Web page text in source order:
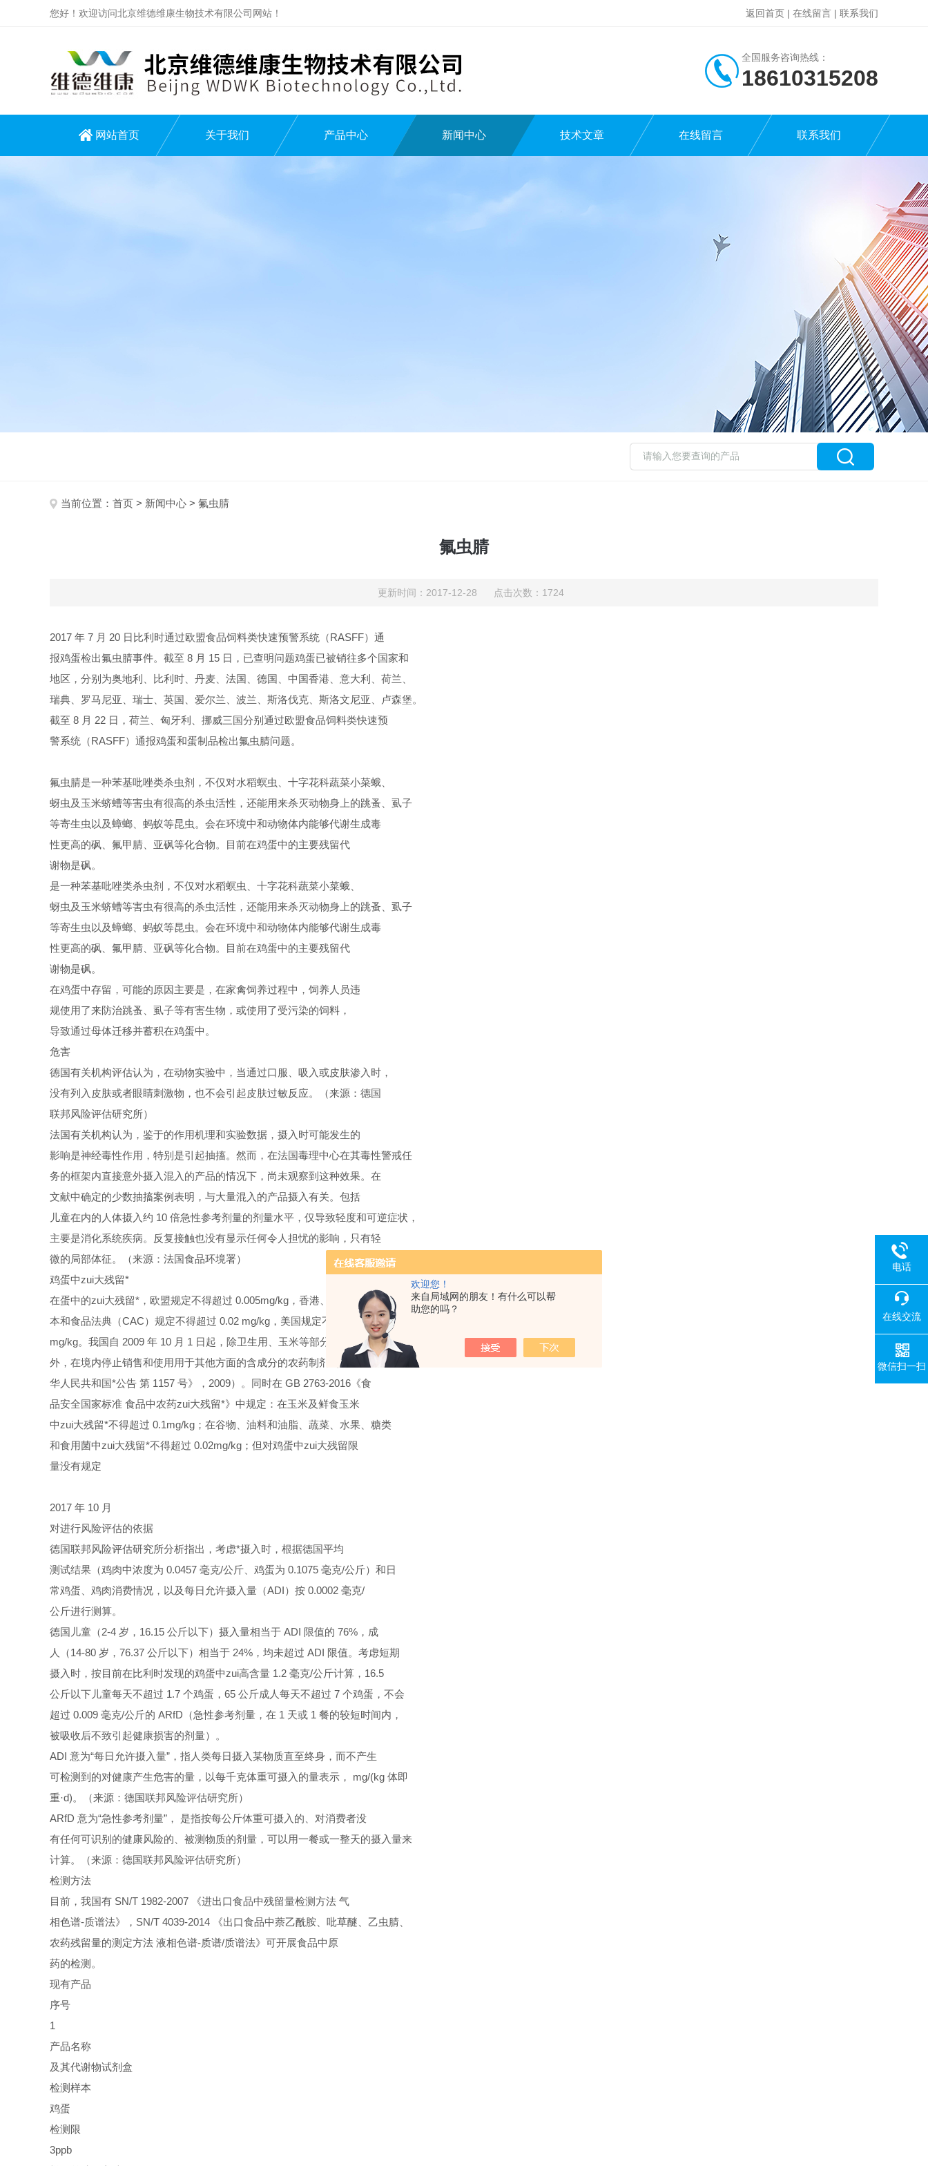
欢迎您！
来自局域网的朋友！有什么可以帮
助您的吗？
您好！欢迎访问北京维德维康生物技术有限公司网站！ 返回首页 | 在线留言 | 联系我们
全国服务咨询热线：
18610315208
网站首页 关于我们 产品中心 新闻中心 技术文章 在线留言 联系我们
当前位置： 首页 > 新闻中心 > 氟虫腈
氟虫腈
更新时间：2017-12-28 点击次数：1724
2017 年 7 月 20 日比利时通过欧盟食品饲料类快速预警系统（RASFF）通
报鸡蛋检出氟虫腈事件。截至 8 月 15 日，已查明问题鸡蛋已被销往多个国家和
地区，分别为奥地利、比利时、丹麦、法国、德国、中国香港、意大利、荷兰、
瑞典、罗马尼亚、瑞士、英国、爱尔兰、波兰、斯洛伐克、斯洛文尼亚、卢森堡。
截至 8 月 22 日，荷兰、匈牙利、挪威三国分别通过欧盟食品饲料类快速预
警系统（RASFF）通报鸡蛋和蛋制品检出氟虫腈问题。
氟虫腈是一种苯基吡唑类杀虫剂，不仅对水稻螟虫、十字花科蔬菜小菜蛾、
蚜虫及玉米蛴螬等害虫有很高的杀虫活性，还能用来杀灭动物身上的跳蚤、虱子
等寄生虫以及蟑螂、蚂蚁等昆虫。 会在环境中和动物体内能够代谢生成毒
性更高的砜、氟甲腈、亚砜等化合物。目前在鸡蛋中的主要残留代
谢物是砜。
是一种苯基吡唑类杀虫剂，不仅对水稻螟虫、十字花科蔬菜小菜蛾、
蚜虫及玉米蛴螬等害虫有很高的杀虫活性，还能用来杀灭动物身上的跳蚤、虱子
等寄生虫以及蟑螂、蚂蚁等昆虫。 会在环境中和动物体内能够代谢生成毒
性更高的砜、氟甲腈、亚砜等化合物。目前在鸡蛋中的主要残留代
谢物是砜。
在鸡蛋中存留，可能的原因主要是，在家禽饲养过程中，饲养人员违
规使用了来防治跳蚤、虱子等有害生物，或使用了受污染的饲料，
导致通过母体迁移并蓄积在鸡蛋中。
危害
德国有关机构评估认为，在动物实验中，当通过口服、吸入或皮肤渗入时，
没有列入皮肤或者眼睛刺激物，也不会引起皮肤过敏反应。（来源：德国
联邦风险评估研究所）
法国有关机构认为，鉴于的作用机理和实验数据，摄入时可能发生的
影响是神经毒性作用，特别是引起抽搐。然而，在法国毒理中心在其毒性警戒任
务的框架内直接意外摄入混入的产品的情况下，尚未观察到这种效果。在
文献中确定的少数抽搐案例表明，与大量混入的产品摄入有关。包括
儿童在内的人体摄入约 10 倍急性参考剂量的剂量水平，仅导致轻度和可逆症状，
主要是消化系统疾病。反复接触也没有显示任何令人担忧的影响，只有轻
微的局部体征。（来源：法国食品环境署）
鸡蛋中zui大残留*
在蛋中的zui大残留*，欧盟规定不得超过 0.005mg/kg，香港、日
本和食品法典（CAC）规定不得超过 0.02 mg/kg，美国规定不得超过 0.03
mg/kg。我国自 2009 年 10 月 1 日起，除卫生用、玉米等部分旱田种子包衣剂
外，在境内停止销售和使用用于其他方面的含成分的农药制剂（*《中
华人民共和国*公告 第 1157 号》，2009）。同时在 GB 2763-2016 《食
品安全国家标准 食品中农药zui大残留*》中规定：在玉米及鲜食玉米
中zui大残留*不得超过 0.1mg/kg；在谷物、油料和油脂、蔬菜、水果、糖类
和食用菌中zui大残留*不得超过 0.02mg/kg；但对鸡蛋中zui大残留限
量没有规定
2017 年 10 月
对进行风险评估的依据
德国联邦风险评估研究所分析指出，考虑*摄入时，根据德国平均
测试结果（鸡肉中浓度为 0.0457 毫克/公斤、鸡蛋为 0.1075 毫克/公斤）和日
常鸡蛋、鸡肉消费情况，以及每日允许摄入量（ADI）按 0.0002 毫克/
公斤进行测算。
德国儿童（2-4 岁，16.15 公斤以下）摄入量相当于 ADI 限值的 76%，成
人（14-80 岁，76.37 公斤以下）相当于 24%，均未超过 ADI 限值。考虑短期
摄入时，按目前在比利时发现的鸡蛋中zui高含量 1.2 毫克/公斤计算，16.5
公斤以下儿童每天不超过 1.7 个鸡蛋，65 公斤成人每天不超过 7 个鸡蛋，不会
超过 0.009 毫克/公斤的 ARfD（急性参考剂量，在 1 天或 1 餐的较短时间内，
被吸收后不致引起健康损害的剂量）。
ADI 意为“每日允许摄入量” ，指人类每日摄入某物质直至终身，而不产生
可检测到的对健康产生危害的量，以每千克体重可摄入的量表示， mg/(kg 体即
重·d)。（来源：德国联邦风险评估研究所）
ARfD 意为“急性参考剂量” ， 是指按每公斤体重可摄入的、对消费者没
有任何可识别的健康风险的、被测物质的剂量，可以用一餐或一整天的摄入量来
计算。（来源：德国联邦风险评估研究所）
检测方法
目前，我国有 SN/T 1982-2007 《进出口食品中残留量检测方法 气
相色谱-质谱法》，SN/T 4039-2014 《出口食品中萘乙酰胺、吡草醚、乙虫腈、
农药残留量的测定方法 液相色谱-质谱/质谱法》可开展食品中原
药的检测。
现有产品
序号
1
产品名称
及其代谢物试剂盒
检测样本
鸡蛋
检测限
3ppb
电话
在线交流
微信扫一扫